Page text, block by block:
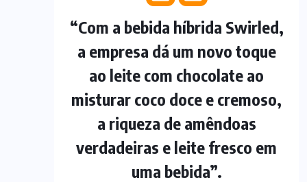
“Com a bebida híbrida Swirled,
a empresa dá um novo toque
ao leite com chocolate ao
misturar coco doce e cremoso,
a riqueza de amêndoas
verdadeiras e leite fresco em
uma bebida”.